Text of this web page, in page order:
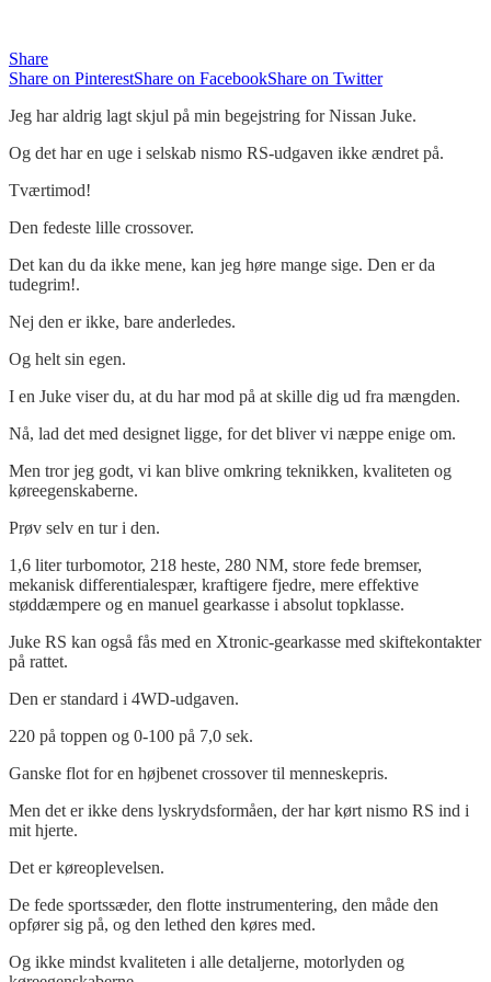
Share
Share on PinterestShare on FacebookShare on Twitter
Jeg har aldrig lagt skjul på min begejstring for Nissan Juke.
Og det har en uge i selskab nismo RS-udgaven ikke ændret på.
Tværtimod!
Den fedeste lille crossover.
Det kan du da ikke mene, kan jeg høre mange sige. Den er da
tudegrim!.
Nej den er ikke, bare anderledes.
Og helt sin egen.
I en Juke viser du, at du har mod på at skille dig ud fra mængden.
Nå, lad det med designet ligge, for det bliver vi næppe enige om.
Men tror jeg godt, vi kan blive omkring teknikken, kvaliteten og
køreegenskaberne.
Prøv selv en tur i den.
1,6 liter turbomotor, 218 heste, 280 NM, store fede bremser,
mekanisk differentialespær, kraftigere fjedre, mere effektive
støddæmpere og en manuel gearkasse i absolut topklasse.
Juke RS kan også fås med en Xtronic-gearkasse med skiftekontakter
på rattet.
Den er standard i 4WD-udgaven.
220 på toppen og 0-100 på 7,0 sek.
Ganske flot for en højbenet crossover til menneskepris.
Men det er ikke dens lyskrydsformåen, der har kørt nismo RS ind i
mit hjerte.
Det er køreoplevelsen.
De fede sportssæder, den flotte instrumentering, den måde den
opfører sig på, og den lethed den køres med.
Og ikke mindst kvaliteten i alle detaljerne, motorlyden og